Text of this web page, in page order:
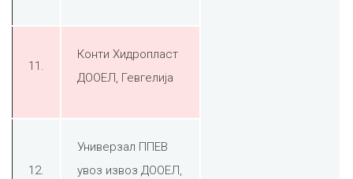
11.
Конти Хидропласт
ДООЕЛ, Гевгелија
12.
Универзал ППЕВ
увоз извоз ДООЕЛ,